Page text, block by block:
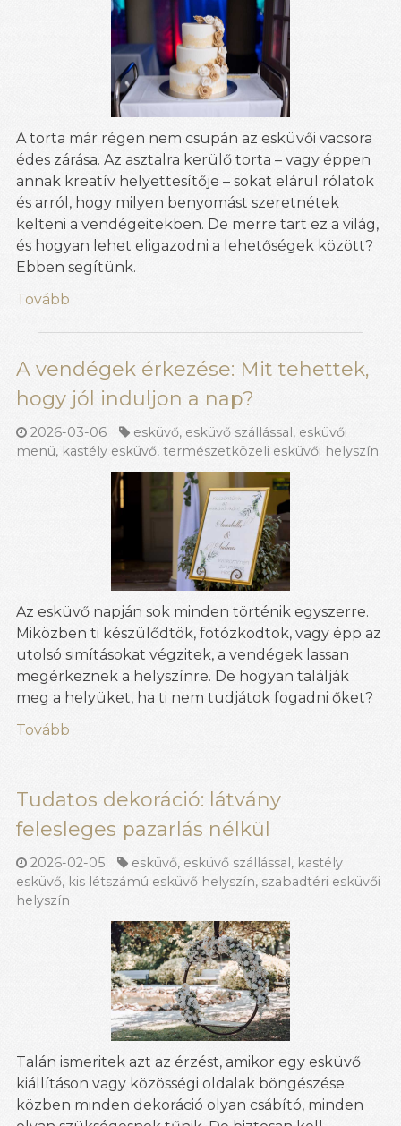
A torta már régen nem csupán az esküvői vacsora
édes zárása. Az asztalra kerülő torta – vagy éppen
annak kreatív helyettesítője – sokat elárul rólatok
és arról, hogy milyen benyomást szeretnétek
kelteni a vendégeitekben. De merre tart ez a világ,
és hogyan lehet eligazodni a lehetőségek között?
Ebben segítünk.
Tovább
A vendégek érkezése: Mit tehettek,
hogy jól induljon a nap?
2026-03-06 esküvő, esküvő szállással, esküvői
menü, kastély esküvő, természetközeli esküvői helyszín
Az esküvő napján sok minden történik egyszerre.
Miközben ti készülődtök, fotózkodtok, vagy épp az
utolsó simításokat végzitek, a vendégek lassan
megérkeznek a helyszínre. De hogyan találják
meg a helyüket, ha ti nem tudjátok fogadni őket?
Tovább
Tudatos dekoráció: látvány
felesleges pazarlás nélkül
2026-02-05 esküvő, esküvő szállással, kastély
esküvő, kis létszámú esküvő helyszín, szabadtéri esküvői
helyszín
Talán ismeritek azt az érzést, amikor egy esküvő
kiállításon vagy közösségi oldalak böngészése
közben minden dekoráció olyan csábító, minden